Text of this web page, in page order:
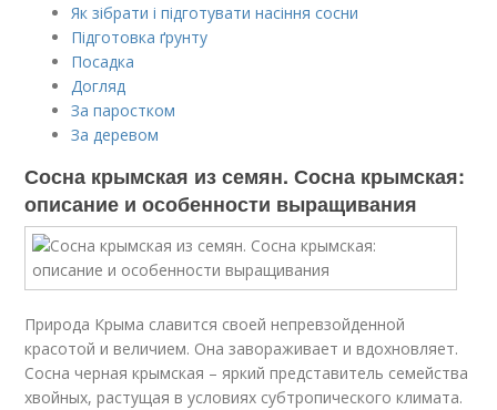
Як зібрати і підготувати насіння сосни
Підготовка ґрунту
Посадка
Догляд
За паростком
За деревом
Сосна крымская из семян. Сосна крымская:
описание и особенности выращивания
Природа Крыма славится своей непревзойденной
красотой и величием. Она завораживает и вдохновляет.
Сосна черная крымская – яркий представитель семейства
хвойных, растущая в условиях субтропического климата.